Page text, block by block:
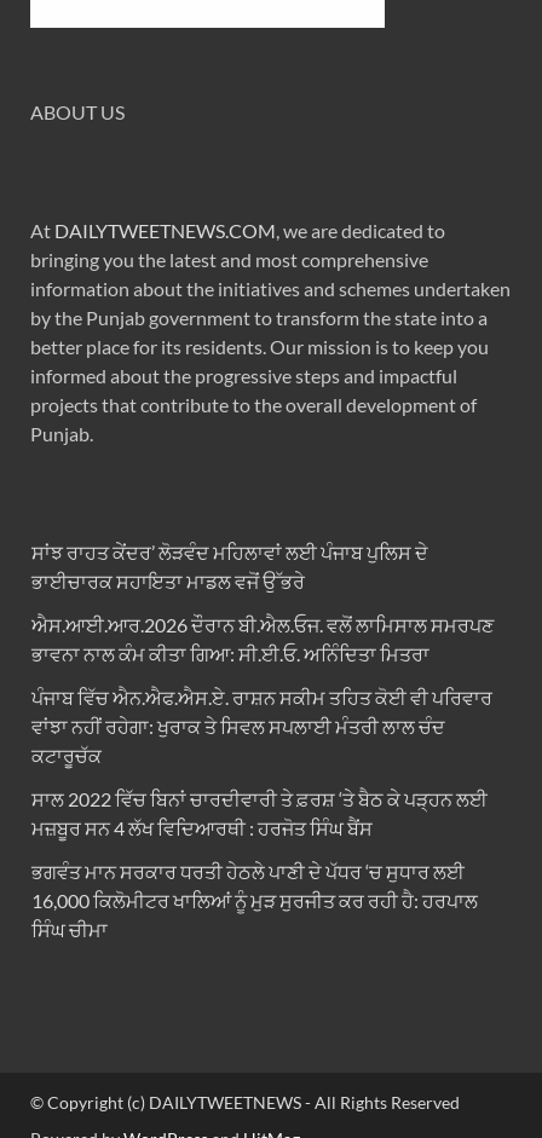
ABOUT US
At DAILYTWEETNEWS.COM, we are dedicated to
bringing you the latest and most comprehensive
information about the initiatives and schemes undertaken
by the Punjab government to transform the state into a
better place for its residents. Our mission is to keep you
informed about the progressive steps and impactful
projects that contribute to the overall development of
Punjab.
ਸਾਂਝ ਰਾਹਤ ਕੇਂਦਰ’ ਲੋੜਵੰਦ ਮਹਿਲਾਵਾਂ ਲਈ ਪੰਜਾਬ ਪੁਲਿਸ ਦੇ
ਭਾਈਚਾਰਕ ਸਹਾਇਤਾ ਮਾਡਲ ਵਜੋਂ ਉੱਭਰੇ
ਐਸ.ਆਈ.ਆਰ.2026 ਦੌਰਾਨ ਬੀ.ਐਲ.ਓਜ. ਵਲੋਂ ਲਾਮਿਸਾਲ ਸਮਰਪਣ
ਭਾਵਨਾ ਨਾਲ ਕੰਮ ਕੀਤਾ ਗਿਆ: ਸੀ.ਈ.ਓ. ਅਨਿੰਦਿਤਾ ਮਿਤਰਾ
ਪੰਜਾਬ ਵਿੱਚ ਐਨ.ਐਫ.ਐਸ.ਏ. ਰਾਸ਼ਨ ਸਕੀਮ ਤਹਿਤ ਕੋਈ ਵੀ ਪਰਿਵਾਰ
ਵਾਂਝਾ ਨਹੀਂ ਰਹੇਗਾ: ਖੁਰਾਕ ਤੇ ਸਿਵਲ ਸਪਲਾਈ ਮੰਤਰੀ ਲਾਲ ਚੰਦ
ਕਟਾਰੂਚੱਕ
ਸਾਲ 2022 ਵਿੱਚ ਬਿਨਾਂ ਚਾਰਦੀਵਾਰੀ ਤੇ ਫ਼ਰਸ਼ ‘ਤੇ ਬੈਠ ਕੇ ਪੜ੍ਹਨ ਲਈ
ਮਜ਼ਬੂਰ ਸਨ 4 ਲੱਖ ਵਿਦਿਆਰਥੀ : ਹਰਜੋਤ ਸਿੰਘ ਬੈਂਸ
ਭਗਵੰਤ ਮਾਨ ਸਰਕਾਰ ਧਰਤੀ ਹੇਠਲੇ ਪਾਣੀ ਦੇ ਪੱਧਰ ‘ਚ ਸੁਧਾਰ ਲਈ
16,000 ਕਿਲੋਮੀਟਰ ਖਾਲਿਆਂ ਨੂੰ ਮੁੜ ਸੁਰਜੀਤ ਕਰ ਰਹੀ ਹੈ: ਹਰਪਾਲ
ਸਿੰਘ ਚੀਮਾ
© Copyright (c) DAILYTWEETNEWS - All Rights Reserved